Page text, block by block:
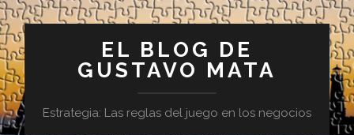
EL BLOG DE
GUSTAVO MATA
Estrategia: Las reglas del juego en los negocios